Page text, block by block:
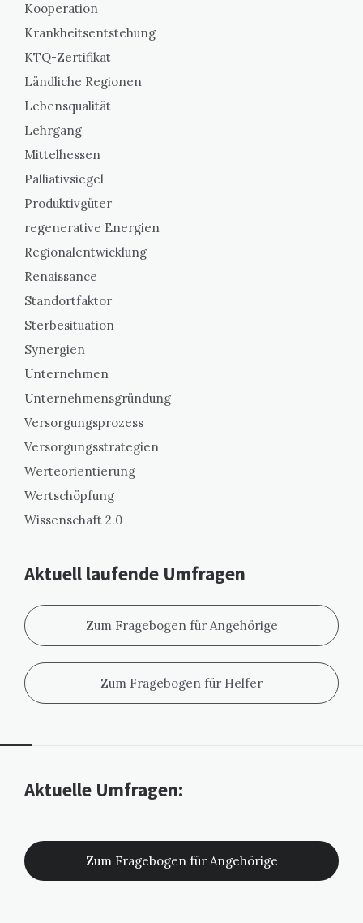
Kooperation
Krankheitsentstehung
KTQ-Zertifikat
Ländliche Regionen
Lebensqualität
Lehrgang
Mittelhessen
Palliativsiegel
Produktivgüter
regenerative Energien
Regionalentwicklung
Renaissance
Standortfaktor
Sterbesituation
Synergien
Unternehmen
Unternehmensgründung
Versorgungsprozess
Versorgungsstrategien
Werteorientierung
Wertschöpfung
Wissenschaft 2.0
Aktuell laufende Umfragen
Zum Fragebogen für Angehörige
Zum Fragebogen für Helfer
Widgets
Aktuelle Umfragen:
Zum Fragebogen für Angehörige